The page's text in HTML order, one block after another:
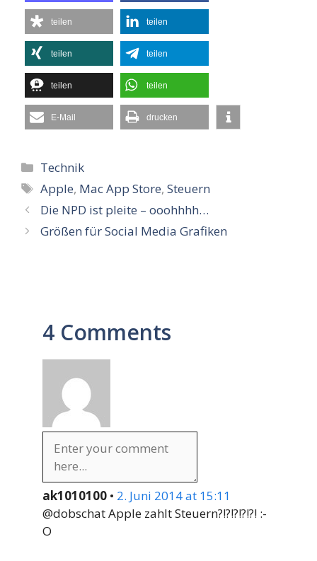
teilen teilen
teilen teilen
teilen teilen
E-Mail drucken
Kategorien
Technik
Schlagwörter
Apple, Mac App Store,Steuern
Die NPD ist pleite – ooohhhh…
Größen für Social Media Grafiken
4 Comments
ak1010100 • 2. Juni 2014 at 15:11
@dobschat Apple zahlt Steuern?!?!?!?!?! :-
O